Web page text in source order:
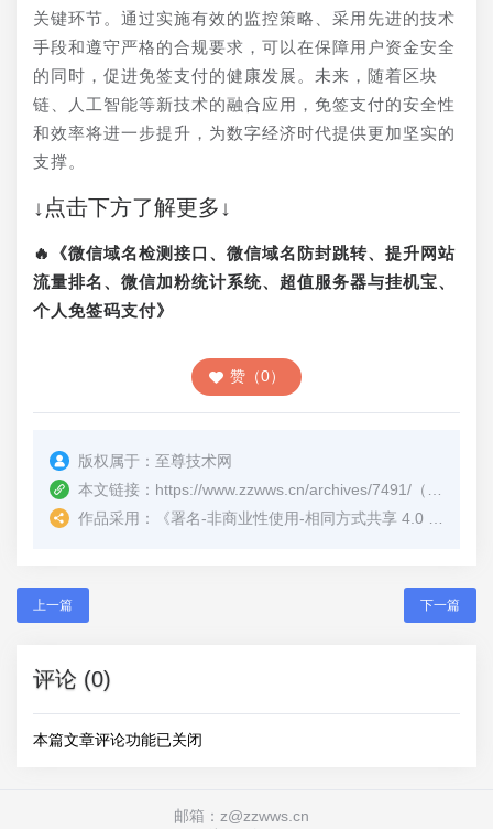
关键环节。通过实施有效的监控策略、采用先进的技术
手段和遵守严格的合规要求，可以在保障用户资金安全
的同时，促进免签支付的健康发展。未来，随着区块
链、人工智能等新技术的融合应用，免签支付的安全性
和效率将进一步提升，为数字经济时代提供更加坚实的
支撑。
↓点击下方了解更多↓
🔥《微信域名检测接口、微信域名防封跳转、提升网站
流量排名、微信加粉统计系统、超值服务器与挂机宝、
个人免签码支付》
赞（0）
版权属于： 至尊技术网
本文链接： https://www.zzwws.cn/archives/7491/ （转载时请注明本文出处及文章链接）
作品采用：
《署名-非商业性使用-相同方式共享 4.0 国际 (CC BY-NC-SA 4.0)
上一篇 下一篇
评论 (0)
本篇文章评论功能已关闭
邮箱：z@zzwws.cn